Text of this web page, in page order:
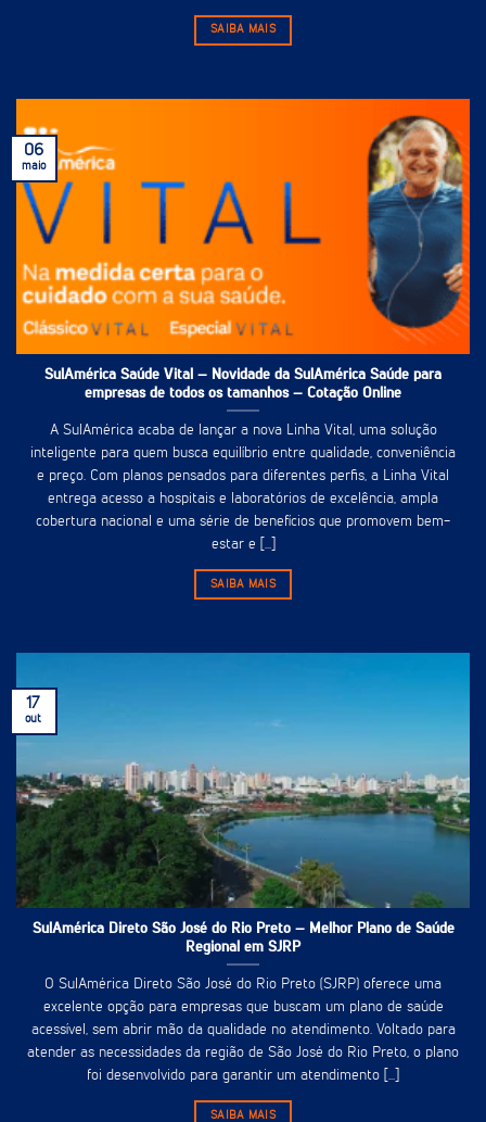
SAIBA MAIS
SulAmérica Saúde Vital – Novidade da SulAmérica Saúde para
empresas de todos os tamanhos – Cotação Online
A SulAmérica acaba de lançar a nova Linha Vital, uma solução
inteligente para quem busca equilíbrio entre qualidade, conveniência
e preço. Com planos pensados para diferentes perfis, a Linha Vital
entrega acesso a hospitais e laboratórios de excelência, ampla
cobertura nacional e uma série de benefícios que promovem bem-
estar e [...]
SAIBA MAIS
06
maio
SulAmérica Direto São José do Rio Preto – Melhor Plano de Saúde
Regional em SJRP
O SulAmérica Direto São José do Rio Preto (SJRP) oferece uma
excelente opção para empresas que buscam um plano de saúde
acessível, sem abrir mão da qualidade no atendimento. Voltado para
atender as necessidades da região de São José do Rio Preto, o plano
foi desenvolvido para garantir um atendimento [...]
SAIBA MAIS
17
out